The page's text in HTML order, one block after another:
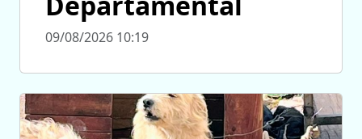
09/08/2026 10:19